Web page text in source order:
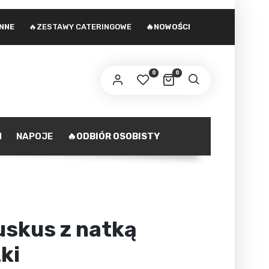
🔥ZESTAWY CATERINGOWE 🔥NOWOŚCI
0
0
danych osobowych podanych w formularzu
opisane są na stroniepolityka prywatności.
NAPOJE 🔥ODBIÓR OSOBISTY
z natką